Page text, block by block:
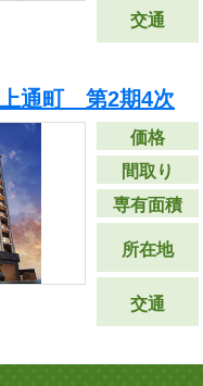
交通
通町 第2期4次
価格
間取り
専有面積
所在地
交通